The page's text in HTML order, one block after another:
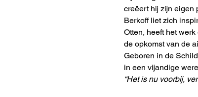
creëert hij zijn eigen
Berkoff liet zich
Otten, heeft het
de opkomst van de
Geboren in de
in een vijandige
“Het is nu voorbij,